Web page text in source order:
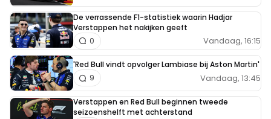
De verrassende F1-statistiek waarin Hadjar
Verstappen het nakijken geeft
Vandaag, 16:15
0
'Red Bull vindt opvolger Lambiase bij Aston Martin'
Vandaag, 13:45
9
Verstappen en Red Bull beginnen tweede
seizoenshelft met achterstand